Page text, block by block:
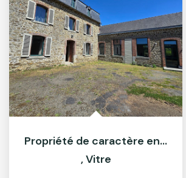
Propriété de caractère en pierre
,Vitre